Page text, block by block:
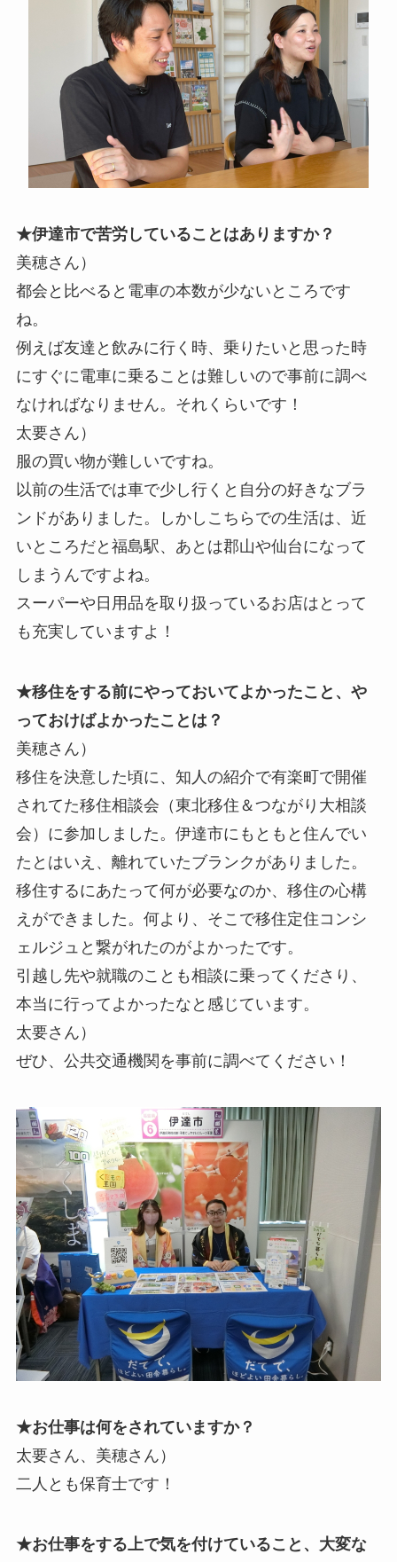
★伊達市で苦労していることはありますか？
美穂さん）
都会と比べると電車の本数が少ないところです
ね。
例えば友達と飲みに行く時、乗りたいと思った時
にすぐに電車に乗ることは難しいので事前に調べ
なければなりません。それくらいです！
太要さん）
服の買い物が難しいですね。
以前の生活では車で少し行くと自分の好きなブラ
ンドがありました。しかしこちらでの生活は、近
いところだと福島駅、あとは郡山や仙台になって
しまうんですよね。
スーパーや日用品を取り扱っているお店はとって
も充実していますよ！
★移住をする前にやっておいてよかったこと、や
っておけばよかったことは？
美穂さん）
移住を決意した頃に、知人の紹介で有楽町で開催
されてた移住相談会（東北移住＆つながり大相談
会）に参加しました。伊達市にもともと住んでい
たとはいえ、離れていたブランクがありました。
移住するにあたって何が必要なのか、移住の心構
えができました。何より、そこで移住定住コンシ
ェルジュと繋がれたのがよかったです。
引越し先や就職のことも相談に乗ってくださり、
本当に行ってよかったなと感じています。
太要さん）
ぜひ、公共交通機関を事前に調べてください！
★お仕事は何をされていますか？
太要さん、美穂さん）
二人とも保育士です！
★お仕事をする上で気を付けていること、大変な